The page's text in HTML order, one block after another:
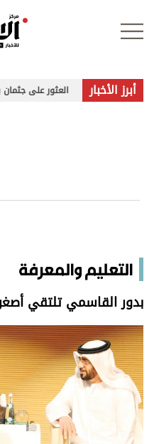
علوم الدار
اقتصاد
الترفيه
التعليم والمعرفة
الذكاء الاصطناعي
أبرز الأخبار
العثور على جثمان بحار ألماني
التعليم والمعرفة
بدور القاسمي تلتقي أصغر